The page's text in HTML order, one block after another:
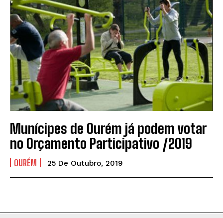
Munícipes de Ourém já podem votar
no Orçamento Participativo /2019
OURÉM 25 De Outubro, 2019